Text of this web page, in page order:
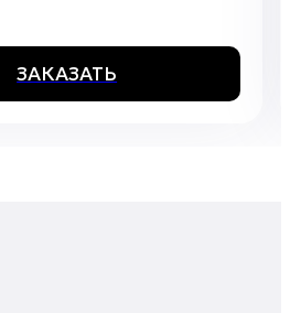
ЗАКАЗАТЬ